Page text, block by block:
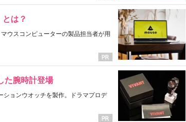
は？
ウスコンピューターの製品担当者が用
た腕時計登場
ションウオッチを製作。ドラマプロデ